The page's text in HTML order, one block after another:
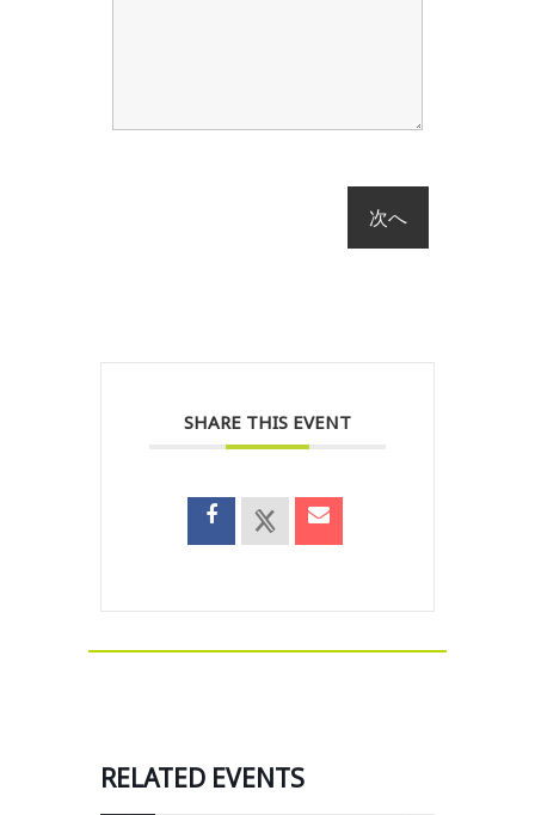
SHARE THIS EVENT
RELATED EVENTS